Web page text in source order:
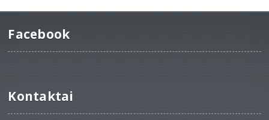
Facebook
Kontaktai